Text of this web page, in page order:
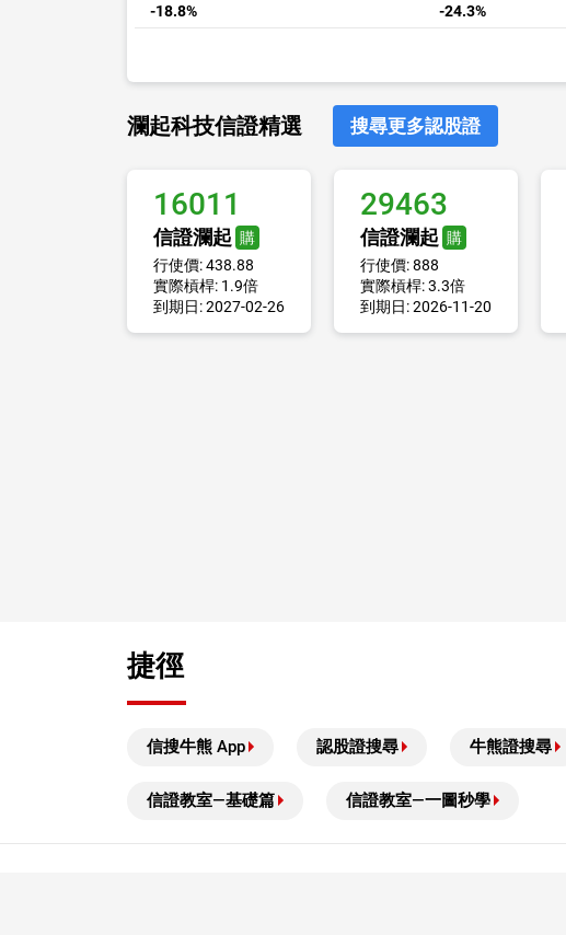
-18.8% -24.3%
瀾起科技信證精選 搜尋更多認股證
16011
信證瀾起 購
行使價: 438.88
實際槓桿: 1.9倍
到期日: 2027-02-26
29463
信證瀾起 購
行使價: 888
實際槓桿: 3.3倍
到期日: 2026-11-20
捷徑
信搜牛熊 App 認股證搜尋 牛熊證搜尋
信證教室—基礎篇 信證教室—一圖秒學